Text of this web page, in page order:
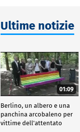
Ultime notizie
01:09
Berlino, un albero e una
panchina arcobaleno per
vittime dell'attentato